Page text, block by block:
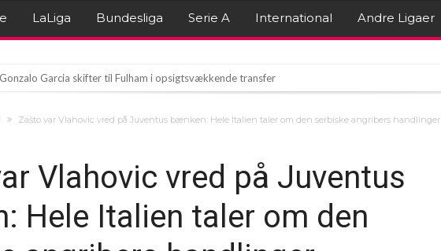
LaLiga Bundesliga Serie A International Andre Ligaer
Gonzalo Garcia skifter til Fulham i opsigtsvækkende transfer
Zašto var Vlahovic vred på Juventus bænken: Hele Italien taler om den serbiske angribers handlinger
Vlahovic vred på Juventus
Hele Italien taler om den